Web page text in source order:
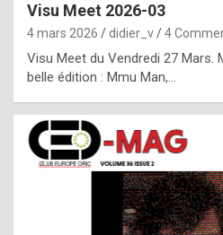
p
l
c
h
i
s
Visu Meet 2026-03
4 mars 2026 didier_v 4
Visu Meet du Vendredi 27 Mars.
belle édition : Mmu Man,…